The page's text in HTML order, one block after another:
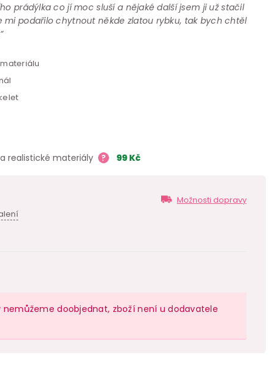
prádýlka co jí moc sluší a nějaké další jsem ji už stačil
mi podařilo chytnout někde zlatou rybku, tak bych chtěl
realistické materiály
? 99 Kč
Možnosti dopravy
nemůžeme doobjednat, zboží není u dodavatele